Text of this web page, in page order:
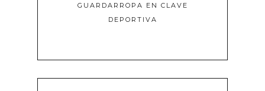
GUARDARROPA EN CLAVE
DEPORTIVA